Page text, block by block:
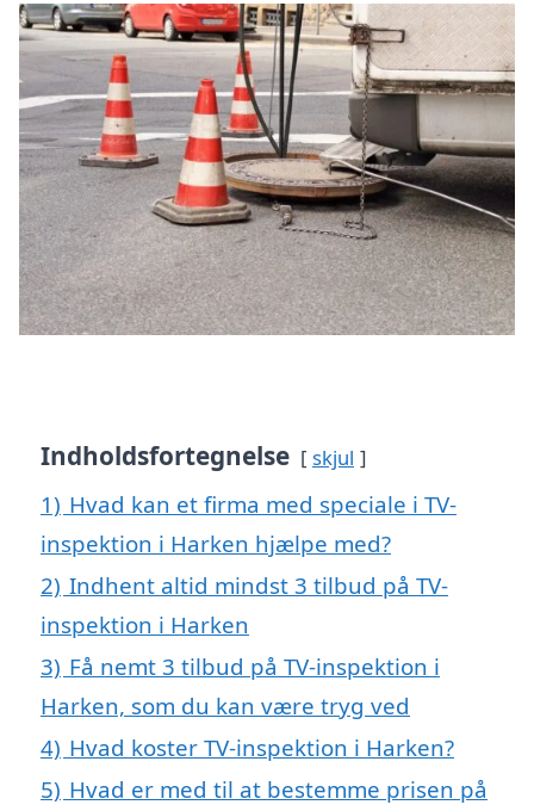
Indholdsfortegnelse skjul
1) Hvad kan et firma med speciale i TV-
inspektion i Harken hjælpe med?
2) Indhent altid mindst 3 tilbud på TV-
inspektion i Harken
3) Få nemt 3 tilbud på TV-inspektion i
Harken, som du kan være tryg ved
4) Hvad koster TV-inspektion i Harken?
5) Hvad er med til at bestemme prisen på